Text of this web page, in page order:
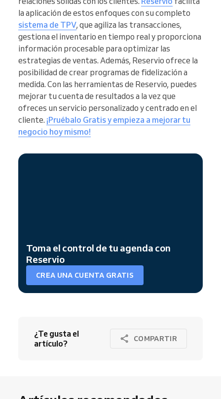
la aplicación de estos enfoques con su completo
sistema de TPV, que agiliza las transacciones,
gestiona el inventario en tiempo real y proporciona
información procesable para optimizar las
estrategias de ventas. Además, Reservio ofrece la
posibilidad de crear programas de fidelización a
medida. Con las herramientas de Reservio, puedes
mejorar tu cuenta de resultados a la vez que
ofreces un servicio personalizado y centrado en el
cliente. ¡Pruébalo Gratis y empieza a mejorar tu
negocio hoy mismo!
Toma el control de tu agenda con
Reservio
CREA UNA CUENTA GRATIS
¿Te gusta el
artículo?
COMPARTIR